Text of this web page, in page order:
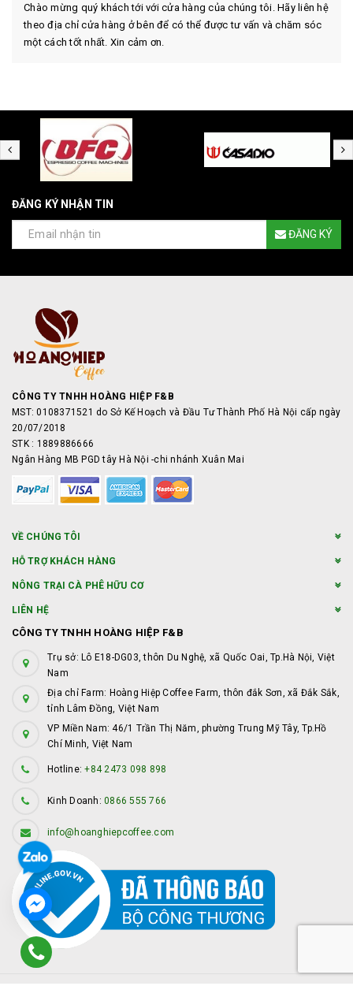
Chào mừng quý khách tới với cửa hàng của chúng tôi. Hãy liên hệ
theo địa chỉ cửa hàng ở bên để có thể được tư vấn và chăm sóc
một cách tốt nhất. Xin cảm ơn.
ĐĂNG KÝ NHẬN TIN
ĐĂNG KÝ
CÔNG TY TNHH HOÀNG HIỆP F&B
MST: 0108371521 do Sở Kế Hoạch và Đầu Tư Thành Phố Hà Nội cấp ngày
20/07/2018
STK : 1889886666
Ngân Hàng MB PGD tây Hà Nội -chi nhánh Xuân Mai
VỀ CHÚNG TÔI
HỖ TRỢ KHÁCH HÀNG
NÔNG TRẠI CÀ PHÊ HỮU CƠ
LIÊN HỆ
CÔNG TY TNHH HOÀNG HIỆP F&B
Trụ sở: Lô E18-DG03, thôn Du Nghệ, xã Quốc Oai, Tp.Hà Nội, Việt
Nam
Địa chỉ Farm: Hoàng Hiệp Coffee Farm, thôn đắk Sơn, xã Đắk Sắk,
tỉnh Lâm Đồng, Việt Nam
VP Miền Nam: 46/1 Trần Thị Năm, phường Trung Mỹ Tây, Tp.Hồ
Chí Minh, Việt Nam
Hotline:+84 2473 098 898
Kinh Doanh: 0866 555 766
info@hoanghiepcoffee.com